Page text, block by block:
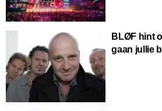
BLØF hint
gaan jullie